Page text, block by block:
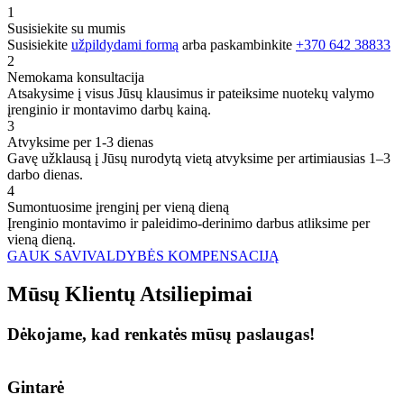
1
Susisiekite su mumis
Susisiekite užpildydami formą arba paskambinkite +370 642 38833
2
Nemokama konsultacija
Atsakysime į visus Jūsų klausimus ir pateiksime nuotekų valymo
įrenginio ir montavimo darbų kainą.
3
Atvyksime per 1-3 dienas
Gavę užklausą į Jūsų nurodytą vietą atvyksime per artimiausias 1–3
darbo dienas.
4
Sumontuosime įrenginį per vieną dieną
Įrenginio montavimo ir paleidimo-derinimo darbus atliksime per
vieną dieną.
GAUK SAVIVALDYBĖS KOMPENSACIJĄ
Mūsų Klientų Atsiliepimai
Dėkojame, kad renkatės mūsų paslaugas!
Gintarė